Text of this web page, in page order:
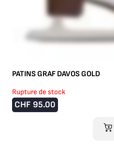
PATINS GRAF DAVOS GOLD
Rupture de stock
CHF 95.00